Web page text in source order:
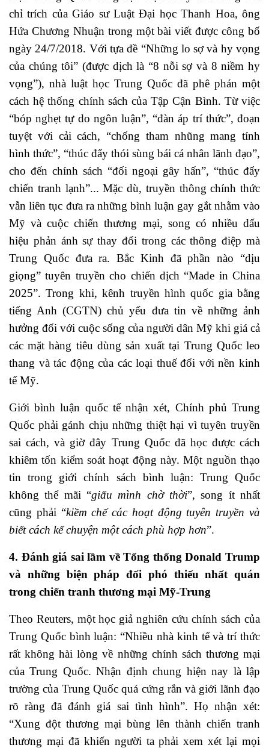
chỉ trích của Giáo sư Luật Đại học Thanh Hoa, ông
Hứa Chương Nhuận trong một bài viết được công bố
ngày 24/7/2018. Với tựa đề “Những lo sợ và hy vọng
của chúng tôi” (được dịch là “8 nỗi sợ và 8 niềm hy
vọng”), nhà luật học Trung Quốc đã phê phán một
cách hệ thống chính sách của Tập Cận Bình. Từ việc
“bóp nghẹt tự do ngôn luận”, “đàn áp trí thức”, đoạn
tuyệt với cải cách, “chống tham nhũng mang tính
hình thức”, “thúc đẩy thói sùng bái cá nhân lãnh đạo”,
cho đến chính sách “đối ngoại gây hấn”, “thúc đẩy
chiến tranh lạnh”... Mặc dù, truyền thông chính thức
vẫn liên tục đưa ra những bình luận gay gắt nhằm vào
Mỹ và cuộc chiến thương mại, song có nhiều dấu
hiệu phản ánh sự thay đổi trong các thông điệp mà
Trung Quốc đưa ra. Bắc Kinh đã phần nào “dịu
giọng” tuyên truyền cho chiến dịch “Made in China
2025”. Trong khi, kênh truyền hình quốc gia bằng
tiếng Anh (CGTN) chủ yếu đưa tin về những ảnh
hưởng đối với cuộc sống của người dân Mỹ khi giá cả
các mặt hàng tiêu dùng sản xuất tại Trung Quốc leo
thang và tác động của các loại thuế đối với nền kinh
tế Mỹ.
Giới bình luận quốc tế nhận xét, Chính phủ Trung
Quốc phải gánh chịu những thiệt hại vì tuyên truyền
sai cách, và giờ đây Trung Quốc đã học được cách
khiêm tốn kiểm soát hoạt động này. Một nguồn thạo
tin trong giới chính sách bình luận: Trung Quốc
không thể mãi “giấu mình chờ thời”, song ít nhất
cũng phải “kiềm chế các hoạt động tuyên truyền và
biết cách kể chuyện một cách phù hợp hơn”.
4. Đánh giá sai lầm về Tổng thống Donald Trump
và những biện pháp đối phó thiếu nhất quán
trong chiến tranh thương mại Mỹ-Trung
Theo Reuters, một học giả nghiên cứu chính sách của
Trung Quốc bình luận: “Nhiều nhà kinh tế và trí thức
rất không hài lòng về những chính sách thương mại
của Trung Quốc. Nhận định chung hiện nay là lập
trường của Trung Quốc quá cứng rắn và giới lãnh đạo
rõ ràng đã đánh giá sai tình hình”. Họ nhận xét:
“Xung đột thương mại bùng lên thành chiến tranh
thương mại đã khiến người ta phải xem xét lại mọi